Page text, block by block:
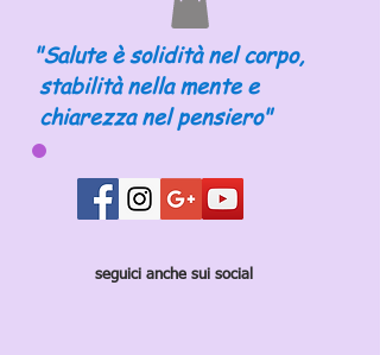
"Salute è solidità nel corpo,
stabilità nella mente e
chiarezza nel pensiero"
seguici anche sui social